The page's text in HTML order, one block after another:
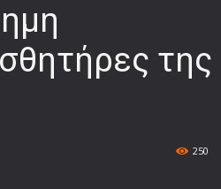
της
250